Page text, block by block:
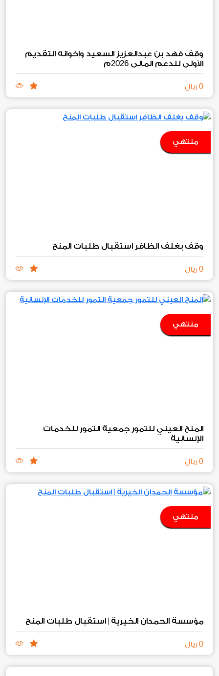
وقف فهد بن عبدالعزيز السعيد وإخوانه التقديم
الأولي للدعم المالي 2026م
0 ريال
منتهي
وقف بغلف الظافر استقبال طلبات المنح
0 ريال
منتهي
المنح العيني للتمور جمعية التمور للخدمات
الإنسانية
0 ريال
منتهي
مؤسسة الحمدان الخيرية | استقبال طلبات المنح
0 ريال